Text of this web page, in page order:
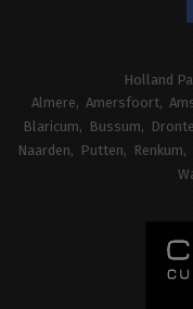
Holland
Almere
Amersfoort
Blaricum
Bussum
Naarden
Putten Renkum